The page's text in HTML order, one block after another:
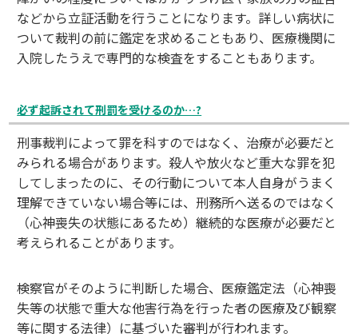
などから立証活動を行うことになります。詳しい病状に
ついて裁判の前に鑑定を求めることもあり、医療機関に
入院したうえで専門的な検査をすることもあります。
必ず起訴されて刑罰を受けるのか…?
刑事裁判によって罪を科すのではなく、治療が必要だと
みられる場合があります。殺人や放火など重大な罪を犯
してしまったのに、その行動について本人自身がうまく
理解できていない場合等には、刑務所へ送るのではなく
（心神喪失の状態にあるため）継続的な医療が必要だと
考えられることがあります。
検察官がそのように判断した場合、医療鑑定法（心神喪
失等の状態で重大な他害行為を行った者の医療及び観察
等に関する法律）に基づいた審判が行われます。